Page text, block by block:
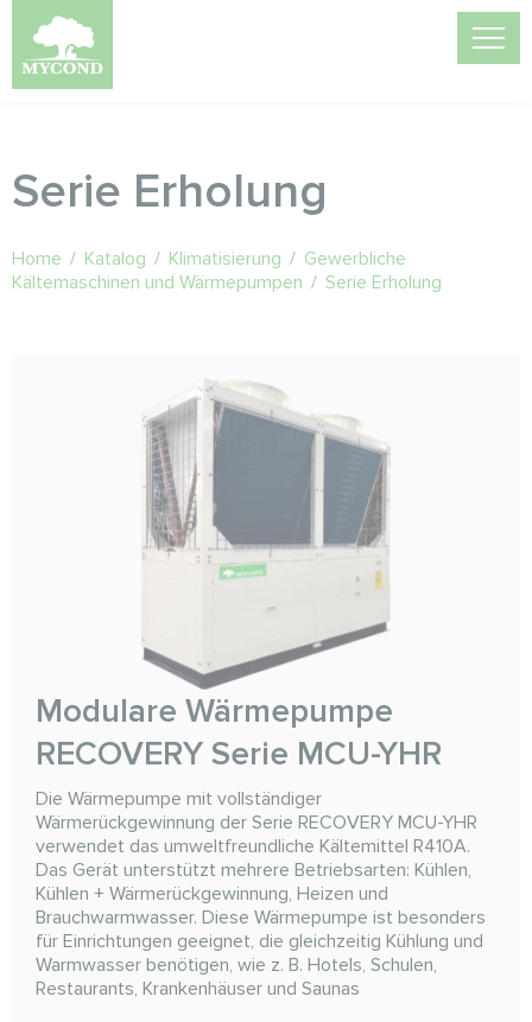
Serie Erholung
Home / Katalog / Klimatisierung / Gewerbliche
Kältemaschinen und Wärmepumpen / Serie Erholung
Modulare Wärmepumpe
RECOVERY Serie MCU-YHR
Die Wärmepumpe mit vollständiger
Wärmerückgewinnung der Serie RECOVERY MCU-YHR
verwendet das umweltfreundliche Kältemittel R410A.
Das Gerät unterstützt mehrere Betriebsarten: Kühlen,
Kühlen + Wärmerückgewinnung, Heizen und
Brauchwarmwasser. Diese Wärmepumpe ist besonders
für Einrichtungen geeignet, die gleichzeitig Kühlung und
Warmwasser benötigen, wie z. B. Hotels, Schulen,
Restaurants, Krankenhäuser und Saunas